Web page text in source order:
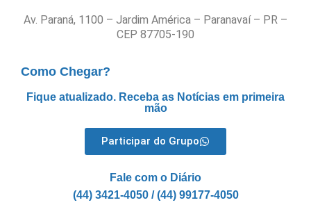
Av. Paraná, 1100 – Jardim América – Paranavaí – PR –
CEP 87705-190
Como Chegar?
Fique atualizado. Receba as Notícias em primeira
mão
Participar do Grupo
Fale com o Diário
(44) 3421-4050 / (44) 99177-4050